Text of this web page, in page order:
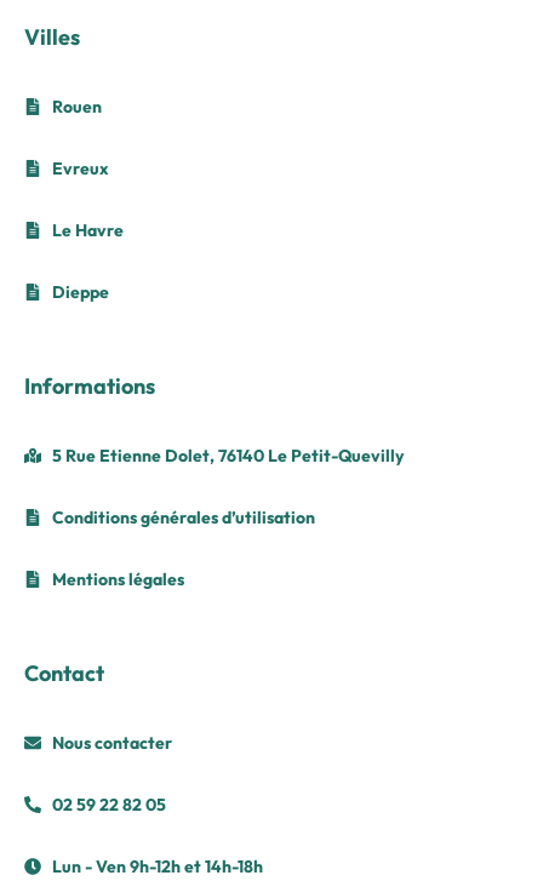
Villes
Rouen
Evreux
Le Havre
Dieppe
Informations
5 Rue Etienne Dolet, 76140 Le Petit-Quevilly
Conditions générales d’utilisation
Mentions légales
Contact
Nous contacter
02 59 22 82 05
Lun - Ven 9h-12h et 14h-18h